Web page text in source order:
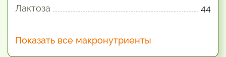
Лактоза 44
Показать все макронутриенты